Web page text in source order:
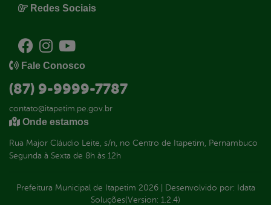
Redes Sociais
Fale Conosco
(87) 9-9999-7787
contato@itapetim.pe.gov.br
Onde estamos
Rua Major Cláudio Leite, s/n, no Centro de Itapetim, Pernambuco
Segunda à Sexta de 8h às 12h
Prefeitura Municipal de Itapetim 2026| Desenvolvido por: Idata
Soluções(Version: 1.2.4)